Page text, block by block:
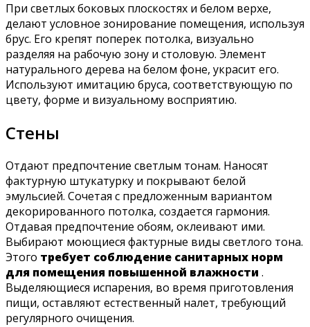
При светлых боковых плоскостях и белом верхе,
делают условное зонирование помещения, используя
брус. Его крепят поперек потолка, визуально
разделяя на рабочую зону и столовую. Элемент
натурального дерева на белом фоне, украсит его.
Используют имитацию бруса, соответствующую по
цвету, форме и визуальному восприятию.
Стены
Отдают предпочтение светлым тонам. Наносят
фактурную штукатурку и покрывают белой
эмульсией. Сочетая с предложенным вариантом
декорированного потолка, создается гармония.
Отдавая предпочтение обоям, оклеивают ими.
Выбирают моющиеся фактурные виды светлого тона.
Этого требует соблюдение санитарных норм
для помещения повышенной влажности .
Выделяющиеся испарения, во время приготовления
пищи, оставляют естественный налет, требующий
регулярного очищения.